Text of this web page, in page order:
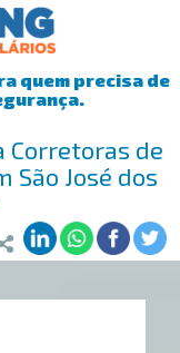
quem precisa de
Corretoras de
São José dos
Campos/SP>